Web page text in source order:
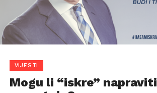
VIJESTI
Mogu li “iskre” napraviti